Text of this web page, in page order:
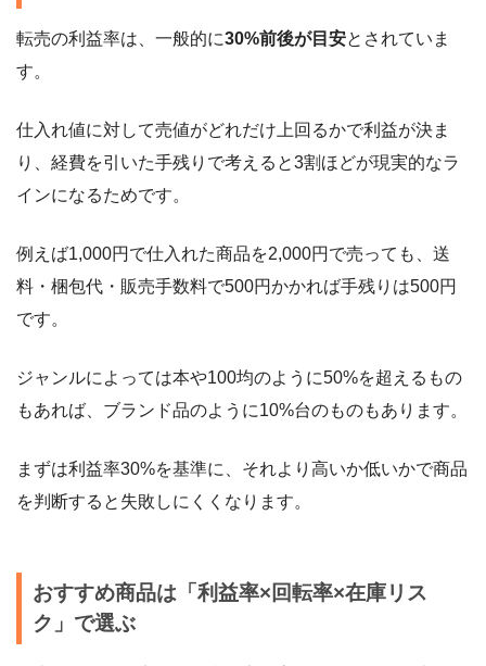
転売の利益率は、一般的に30%前後が目安とされていま
す。
仕入れ値に対して売値がどれだけ上回るかで利益が決ま
り、経費を引いた手残りで考えると3割ほどが現実的なラ
インになるためです。
例えば1,000円で仕入れた商品を2,000円で売っても、送
料・梱包代・販売手数料で500円かかれば手残りは500円
です。
ジャンルによっては本や100均のように50%を超えるもの
もあれば、ブランド品のように10%台のものもあります。
まずは利益率30%を基準に、それより高いか低いかで商品
を判断すると失敗しにくくなります。
おすすめ商品は「利益率×回転率×在庫リス
ク」で選ぶ